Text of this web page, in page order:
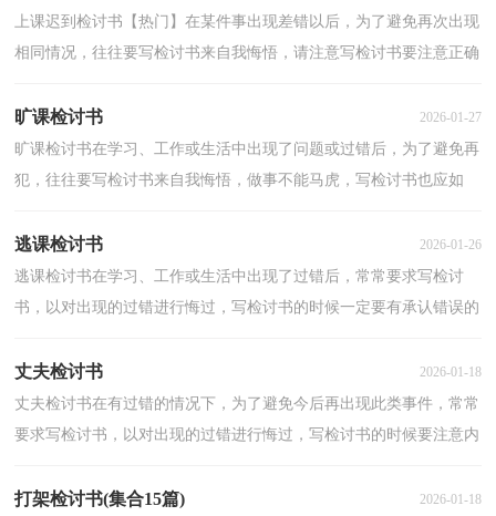
上课迟到检讨书【热门】在某件事出现差错以后，为了避免再次出现
相同情况，往往要写检讨书来自我悔悟，请注意写检讨书要注意正确
旷课检讨书 2026-01-27
旷课检讨书在学习、工作或生活中出现了问题或过错后，为了避免再
犯，往往要写检讨书来自我悔悟，做事不能马虎，写检讨书也应如
逃课检讨书 2026-01-26
逃课检讨书在学习、工作或生活中出现了过错后，常常要求写检讨
书，以对出现的过错进行悔过，写检讨书的时候一定要有承认错误的
丈夫检讨书 2026-01-18
丈夫检讨书在有过错的情况下，为了避免今后再出现此类事件，常常
要求写检讨书，以对出现的过错进行悔过，写检讨书的时候要注意内
打架检讨书(集合15篇) 2026-01-18